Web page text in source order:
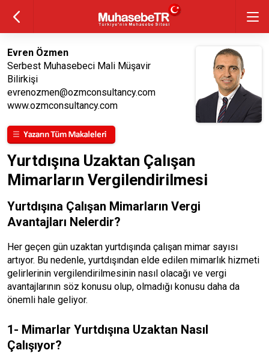
Evren Özmen
Serbest Muhasebeci Mali Müşavir
Bilirkişi
evrenozmen@ozmconsultancy.com
www.ozmconsultancy.com
Yurtdışına Uzaktan Çalışan
Mimarların Vergilendirilmesi
Yurtdışına Çalışan Mimarların Vergi
Avantajları Nelerdir?
Her geçen gün uzaktan yurtdışında çalışan mimar sayısı
artıyor. Bu nedenle, yurtdışından elde edilen mimarlık hizmeti
gelirlerinin vergilendirilmesinin nasıl olacağı ve vergi
avantajlarının söz konusu olup, olmadığı konusu daha da
önemli hale geliyor.
1- Mimarlar Yurtdışına Uzaktan Nasıl
Çalışıyor?